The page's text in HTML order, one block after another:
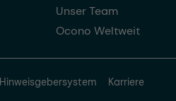
Unser Team
Ocono Weltweit
Hinweisgebersystem Karriere